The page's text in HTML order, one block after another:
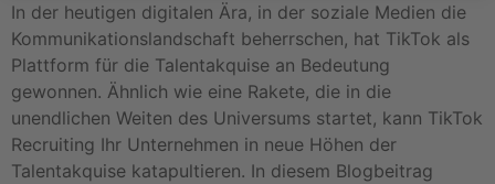
In der heutigen digitalen Ära, in der soziale Medien die
Kommunikationslandschaft beherrschen, hat TikTok als
Plattform für die Talentakquise an Bedeutung
gewonnen. Ähnlich wie eine Rakete, die in die
unendlichen Weiten des Universums startet, kann TikTok
Recruiting Ihr Unternehmen in neue Höhen der
Talentakquise katapultieren. In diesem Blogbeitrag